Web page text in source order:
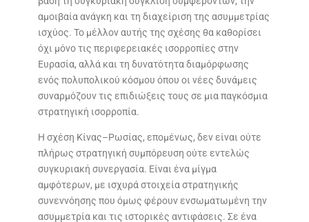
αμοιβαία ανάγκη και τη διαχείριση της ασυμμετρίας
ισχύος. Το μέλλον αυτής της σχέσης θα καθορίσει
όχι μόνο τις περιφερειακές ισορροπίες στην
Ευρασία, αλλά και τη δυνατότητα διαμόρφωσης
ενός πολυπολικού κόσμου όπου οι νέες δυνάμεις
συναρμόζουν τις επιδιώξεις τους σε μια παγκόσμια
στρατηγική ισορροπία.
Η σχέση Κίνας–Ρωσίας, επομένως, δεν είναι ούτε
πλήρως στρατηγική συμπόρευση ούτε εντελώς
συγκυριακή συνεργασία. Είναι ένα μίγμα
αμφότερων, με ισχυρά στοιχεία στρατηγικής
συνεννόησης που όμως φέρουν ενσωματωμένη την
ασυμμετρία και τις ιστορικές αντιφάσεις. Σε ένα